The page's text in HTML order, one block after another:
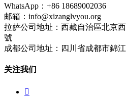
WhatsApp：+86 18689002036
邮箱：info@xizanglvyou.org
拉萨公司地址：西藏自治區北京
號
成都公司地址：四川省成都市錦
关注我们
